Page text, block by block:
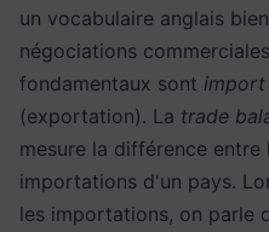
un vocabulaire anglais
négociations
fondamentaux sont import
(exportation). La trade
mesure la différence
importations d'un pays.
les importations, on parle